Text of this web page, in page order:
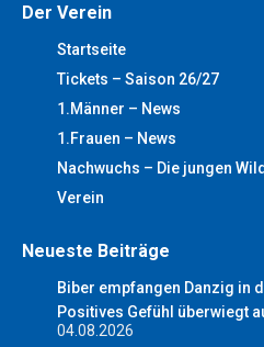
Der Verein
Startseite
Tickets – Saison 26/27
1.Männer – News
1.Frauen – News
Nachwuchs – Die jungen
Verein
Neueste Beiträge
Biber empfangen Danzig in
Positives Gefühl überwiegt
04.08.2026